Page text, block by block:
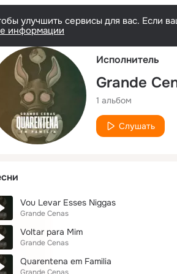
улучшить сервисы для вас. Если
информации
Исполнитель
Grande
1 альбом
Слушать
Vou Levar Esses Niggas
Grande Cenas
Voltar para Mim
Grande Cenas
Quarentena em Familia